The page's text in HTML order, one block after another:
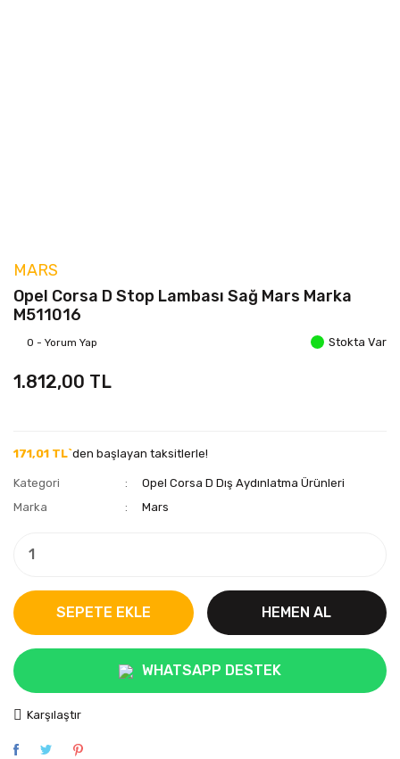
MARS
Opel Corsa D Stop Lambası Sağ Mars Marka
M511016
0 - Yorum Yap Stokta Var
1.812,00 TL
171,01 TL`den başlayan taksitlerle!
Kategori
Opel Corsa D Dış Aydınlatma Ürünleri
Marka
Mars
SEPETE EKLE HEMEN AL
WHATSAPP DESTEK
Karşılaştır